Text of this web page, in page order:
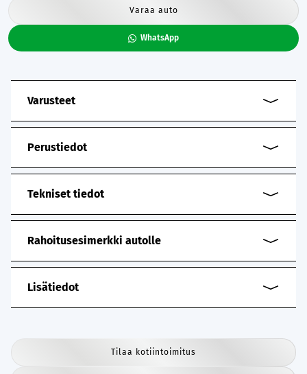
Varaa auto
WhatsApp
Varusteet
Perustiedot
Tekniset tiedot
Rahoitusesimerkki autolle
Lisätiedot
Tilaa kotiintoimitus